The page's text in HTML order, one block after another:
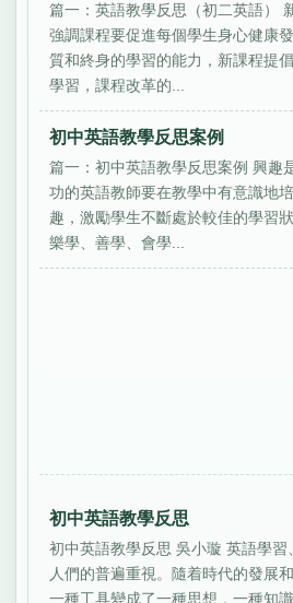
篇一：英語教學反思（初二英語）
強調課程要促進每個學生身心健康
質和終身的學習的能力，新課程提
學習，課程改革的...
初中英語教學反思案例
篇一：初中英語教學反思案例 興趣
功的英語教師要在教學中有意識地
趣，激勵學生不斷處於較佳的學習
樂學、善學、會學...
初中英語教學反思
初中英語教學反思 吳小璇 英語學習
人們的普遍重視。隨着時代的發展
一種工具變成了一種思想，一種知